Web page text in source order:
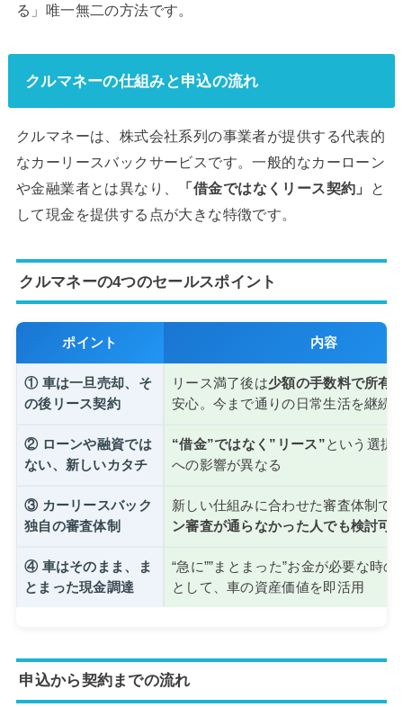
る」唯一無二の方法です。
クルマネーの仕組みと申込の流れ
クルマネーは、株式会社系列の事業者が提供する代表的
なカーリースバックサービスです。一般的なカーローン
や金融業者とは異なり、
「借金ではなくリース契約」
と
して現金を提供する点が大きな特徴です。
クルマネーの4つのセールスポイント
ポイント 内容
① 車は一旦売却、そ
の後リース契約
リース満了後は少額の手数料で所有
安心。今まで通りの日常生活を継続
② ローンや融資では
ない、新しいカタチ
“借金”ではなく”リース”という選択
への影響が異なる
③ カーリースバック
独自の審査体制
新しい仕組みに合わせた審査体制で
ン審査が通らなかった人でも検討可
④ 車はそのまま、ま
とまった現金調達
“急に””まとまった”お金が必要な時
として、車の資産価値を即活用
申込から契約までの流れ